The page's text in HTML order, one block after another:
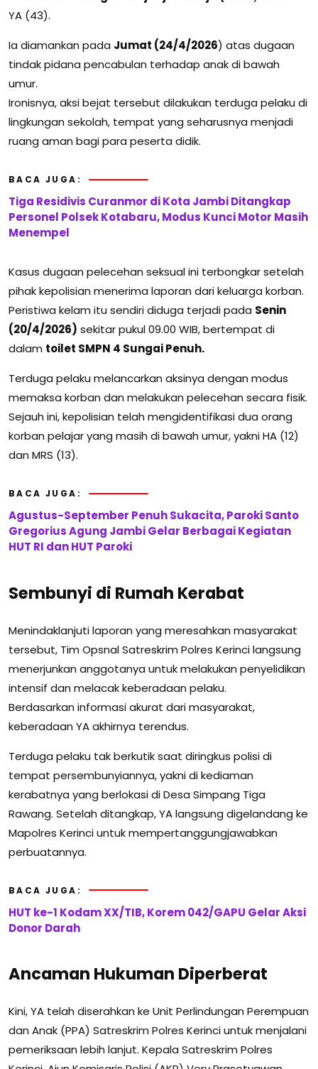
YA (43).
Ia diamankan pada Jumat (24/4/2026) atas dugaan
tindak pidana pencabulan terhadap anak di bawah
umur.
Ironisnya, aksi bejat tersebut dilakukan terduga pelaku di
lingkungan sekolah, tempat yang seharusnya menjadi
ruang aman bagi para peserta didik.
BACA JUGA:
Tiga Residivis Curanmor di Kota Jambi Ditangkap
Personel Polsek Kotabaru, Modus Kunci Motor Masih
Menempel
Kasus dugaan pelecehan seksual ini terbongkar setelah
pihak kepolisian menerima laporan dari keluarga korban.
Peristiwa kelam itu sendiri diduga terjadi pada Senin
(20/4/2026) sekitar pukul 09.00 WIB, bertempat di
dalam toilet SMPN 4 Sungai Penuh.
Terduga pelaku melancarkan aksinya dengan modus
memaksa korban dan melakukan pelecehan secara fisik.
Sejauh ini, kepolisian telah mengidentifikasi dua orang
korban pelajar yang masih di bawah umur, yakni HA (12)
dan MRS (13).
BACA JUGA:
Agustus-September Penuh Sukacita, Paroki Santo
Gregorius Agung Jambi Gelar Berbagai Kegiatan
HUT RI dan HUT Paroki
Sembunyi di Rumah Kerabat
Menindaklanjuti laporan yang meresahkan masyarakat
tersebut, Tim Opsnal Satreskrim Polres Kerinci langsung
menerjunkan anggotanya untuk melakukan penyelidikan
intensif dan melacak keberadaan pelaku.
Berdasarkan informasi akurat dari masyarakat,
keberadaan YA akhirnya terendus.
Terduga pelaku tak berkutik saat diringkus polisi di
tempat persembunyiannya, yakni di kediaman
kerabatnya yang berlokasi di Desa Simpang Tiga
Rawang. Setelah ditangkap, YA langsung digelandang ke
Mapolres Kerinci untuk mempertanggungjawabkan
perbuatannya.
BACA JUGA:
HUT ke-1 Kodam XX/TIB, Korem 042/GAPU Gelar Aksi
Donor Darah
Ancaman Hukuman Diperberat
Kini, YA telah diserahkan ke Unit Perlindungan Perempuan
dan Anak (PPA) Satreskrim Polres Kerinci untuk menjalani
pemeriksaan lebih lanjut. Kepala Satreskrim Polres